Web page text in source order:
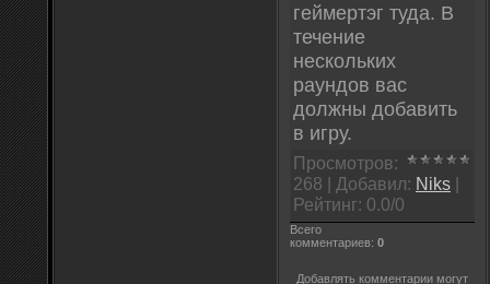
геймертэг туда. В
течение
нескольких
раундов вас
должны добавить
в игру.
Просмотров:
268 | Добавил: Niks |
Рейтинг: 0.0/0
Всего
комментариев: 0
Добавлять комментарии могут